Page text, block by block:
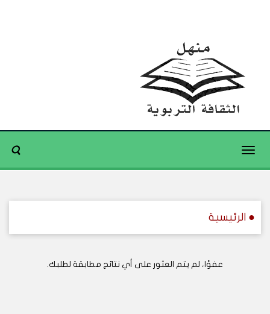
Toggle
● الرئيسية
عفوًا، لم يتم العثور على أي نتائج مطابقة لطلبك.